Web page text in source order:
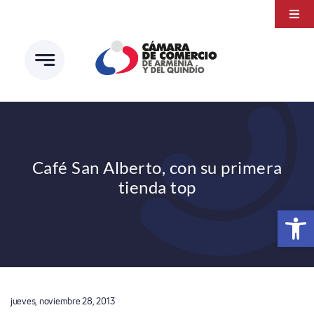
Abrir
contenido
Café San Alberto, con su primera
tienda top
jueves, noviembre 28, 2013